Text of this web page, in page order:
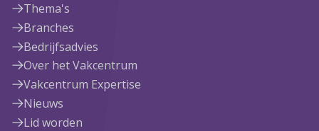
Thema's
Branches
Bedrijfsadvies
Over het Vakcentrum
Vakcentrum Expertise
Nieuws
Lid worden